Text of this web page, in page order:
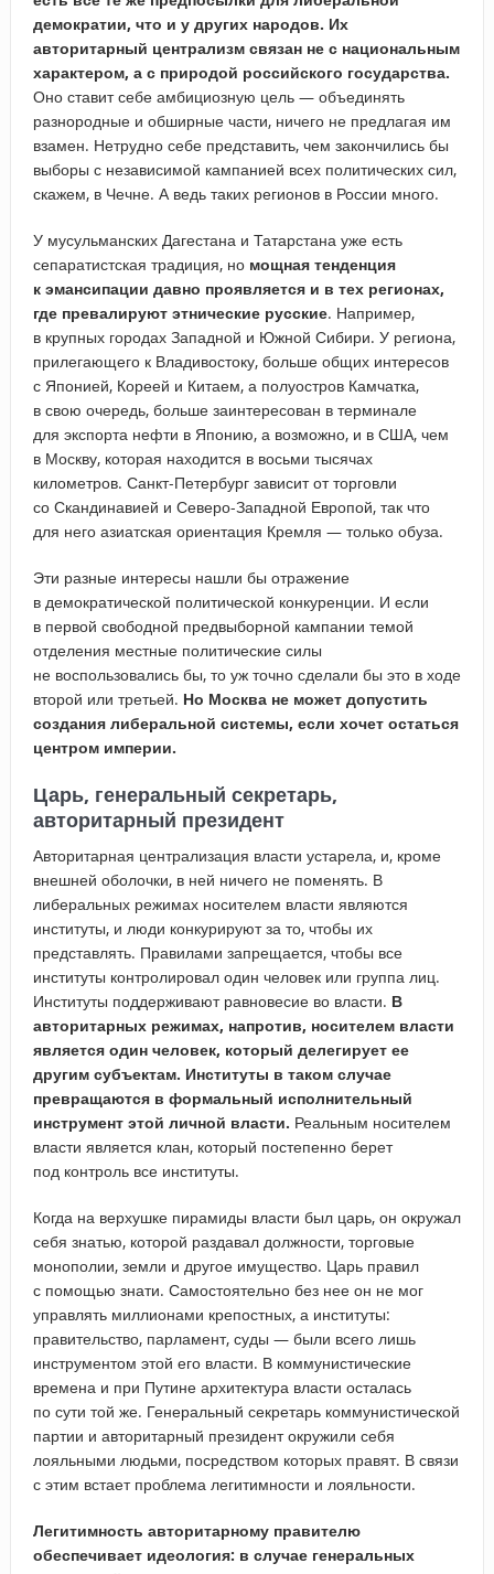
демократии, что и у других народов. Их
авторитарный централизм связан не с национальным
характером, а с природой российского государства.
Оно ставит себе амбициозную цель — объединять
разнородные и обширные части, ничего не предлагая им
взамен. Нетрудно себе представить, чем закончились бы
выборы с независимой кампанией всех политических сил,
скажем, в Чечне. А ведь таких регионов в России много.
У мусульманских Дагестана и Татарстана уже есть
сепаратистская традиция, но мощная тенденция
к эмансипации давно проявляется и в тех регионах,
где превалируют этнические русские. Например,
в крупных городах Западной и Южной Сибири. У региона,
прилегающего к Владивостоку, больше общих интересов
с Японией, Кореей и Китаем, а полуостров Камчатка,
в свою очередь, больше заинтересован в терминале
для экспорта нефти в Японию, а возможно, и в США, чем
в Москву, которая находится в восьми тысячах
километров. Санкт-Петербург зависит от торговли
со Скандинавией и Северо-Западной Европой, так что
для него азиатская ориентация Кремля — только обуза.
Эти разные интересы нашли бы отражение
в демократической политической конкуренции. И если
в первой свободной предвыборной кампании темой
отделения местные политические силы
не воспользовались бы, то уж точно сделали бы это в ходе
второй или третьей. Но Москва не может допустить
создания либеральной системы, если хочет остаться
центром империи.
Царь, генеральный секретарь,
авторитарный президент
Авторитарная централизация власти устарела, и, кроме
внешней оболочки, в ней ничего не поменять. В
либеральных режимах носителем власти являются
институты, и люди конкурируют за то, чтобы их
представлять. Правилами запрещается, чтобы все
институты контролировал один человек или группа лиц.
Институты поддерживают равновесие во власти. В
авторитарных режимах, напротив, носителем власти
является один человек, который делегирует ее
другим субъектам. Институты в таком случае
превращаются в формальный исполнительный
инструмент этой личной власти. Реальным носителем
власти является клан, который постепенно берет
под контроль все институты.
Когда на верхушке пирамиды власти был царь, он окружал
себя знатью, которой раздавал должности, торговые
монополии, земли и другое имущество. Царь правил
с помощью знати. Самостоятельно без нее он не мог
управлять миллионами крепостных, а институты:
правительство, парламент, суды — были всего лишь
инструментом этой его власти. В коммунистические
времена и при Путине архитектура власти осталась
по сути той же. Генеральный секретарь коммунистической
партии и авторитарный президент окружили себя
лояльными людьми, посредством которых правят. В связи
с этим встает проблема легитимности и лояльности.
Легитимность авторитарному правителю
обеспечивает идеология: в случае генеральных